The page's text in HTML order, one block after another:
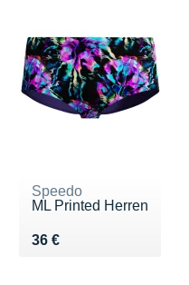
Speedo
ML Printed Herren
36 €
Vendu 36 €